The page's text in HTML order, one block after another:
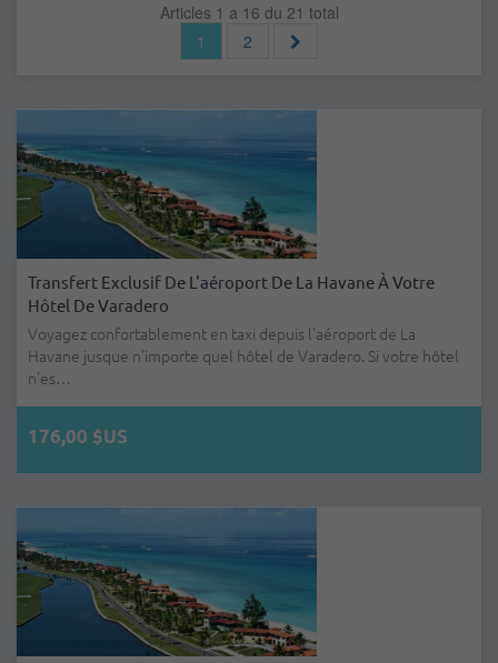
Articles 1 a 16 du 21 total
1
2
Transfert Exclusif De L'aéroport De La Havane À Votre
Hôtel De Varadero
Voyagez confortablement en taxi depuis l'aéroport de La
Havane jusque n’importe quel hôtel de Varadero. Si votre hôtel
n'es…
176,00 $US